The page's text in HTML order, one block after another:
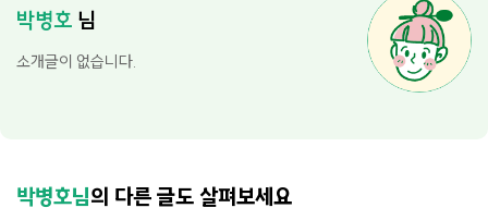
박병호 님
소개글이 없습니다.
박병호님의 다른 글도 살펴보세요